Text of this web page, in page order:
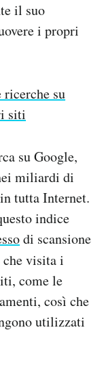
il suo
i propri
su
siti
su Google,
miliardi di
tutta Internet.
indice
di scansione
che visita i
come le
così che
utilizzati